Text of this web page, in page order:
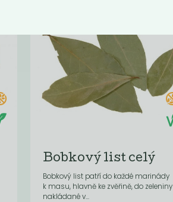
Bobkový list celý
Bobkový list patří do každé marinády
k masu, hlavně ke zvěřině, do zeleniny
nakládané v...